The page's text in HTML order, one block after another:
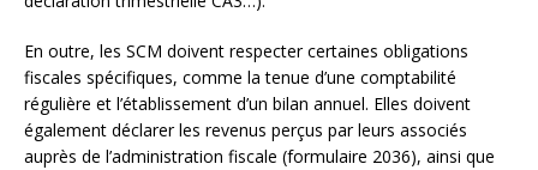
En outre, les SCM doivent respecter certaines obligations
fiscales spécifiques, comme la tenue d’une comptabilité
régulière et l’établissement d’un bilan annuel. Elles doivent
également déclarer les revenus perçus par leurs associés
auprès de l’administration fiscale (formulaire 2036), ainsi que